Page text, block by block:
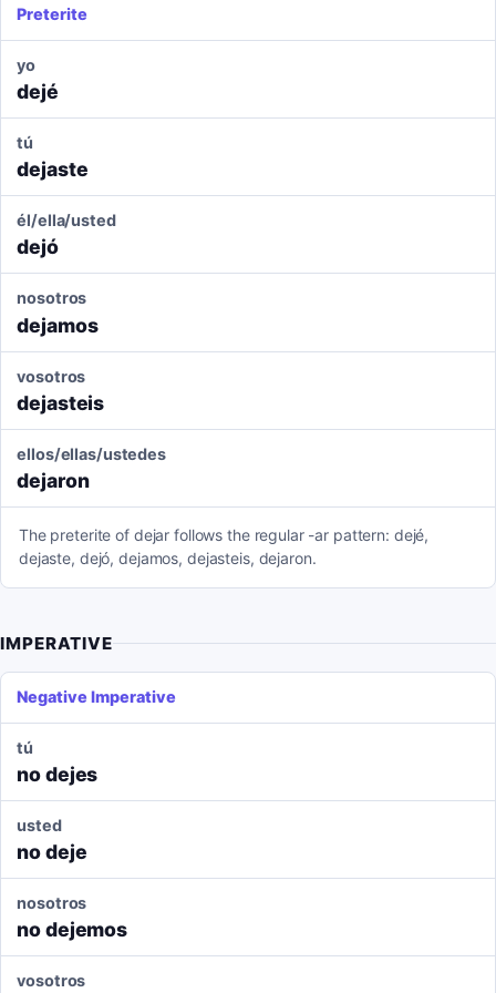
Preterite
yo
dejé
tú
dejaste
él/ella/usted
dejó
nosotros
dejamos
vosotros
dejasteis
ellos/ellas/ustedes
dejaron
The preterite of dejar follows the regular -ar pattern: dejé,
dejaste, dejó, dejamos, dejasteis, dejaron.
IMPERATIVE
Negative Imperative
tú
no dejes
usted
no deje
nosotros
no dejemos
vosotros